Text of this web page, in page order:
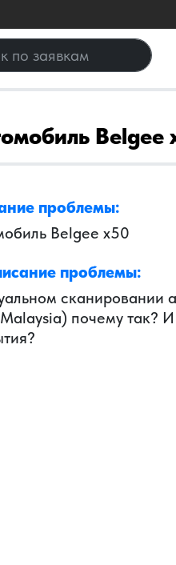
Belgee
проблемы:
Belgee x50
проблемы:
почему так?